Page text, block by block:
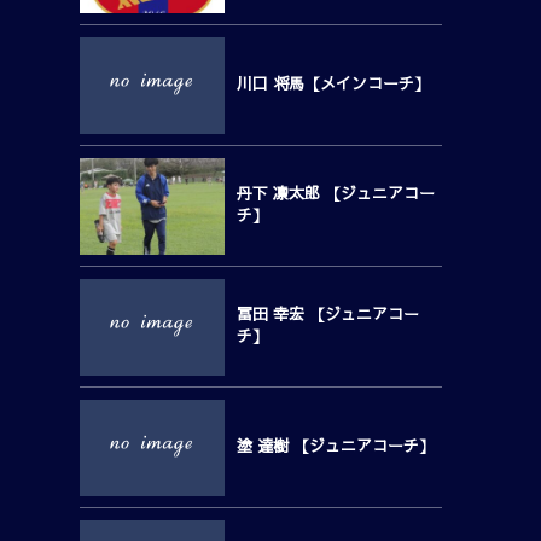
川口 将馬【メインコーチ】
丹下 凛太郎 【ジュニアコー
チ】
冨田 幸宏 【ジュニアコー
チ】
塗 達樹 【ジュニアコーチ】